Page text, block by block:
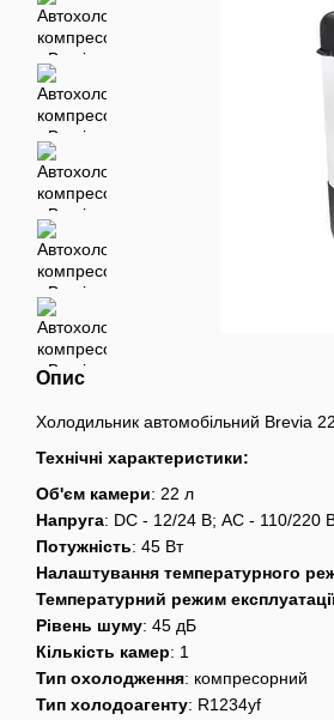
Опис
Холодильник автомобільний Brevia
Технічні характеристики:
Об'єм камери: 22 л
Напруга: DC - 12/24 В; AC - 110/220
Потужність: 45 Вт
Налаштування температурного
Температурний режим
Рівень шуму: 45 дБ
Кількість камер: 1
Тип охолодження: компресорний
Тип холодоагенту: R1234yf